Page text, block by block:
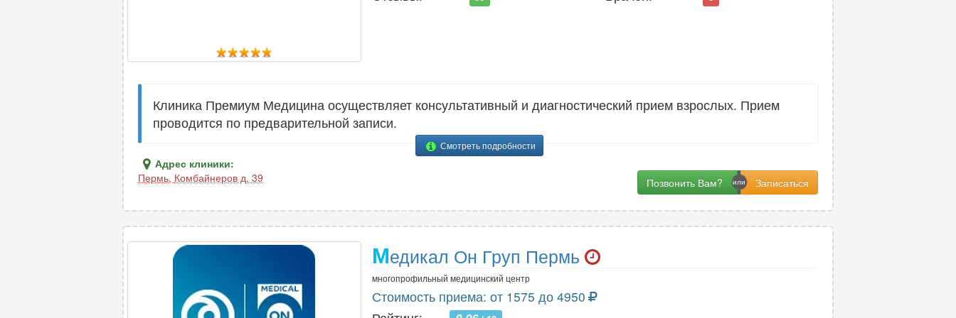
Клиника Премиум Медицина осуществляет консультативный и диагностический прием взрослых. Прием
проводится по предварительной записи.
Смотреть подробности
Адрес клиники:
Пермь, Комбайнеров д. 39 Позвонить Вам?
Медикал Он Груп Пермь
многопрофильный медицинский центр
Стоимость приема: от 1575 до 4950